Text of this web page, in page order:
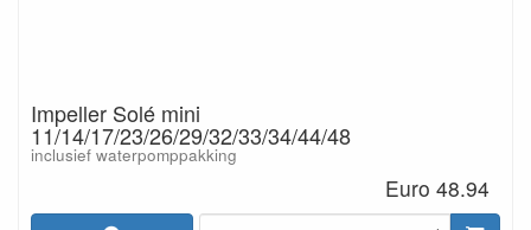
Impeller Solé mini
11/14/17/23/26/29/32/33/34/44/48
inclusief waterpomppakking
Euro 48.94